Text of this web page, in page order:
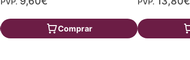
Comprar